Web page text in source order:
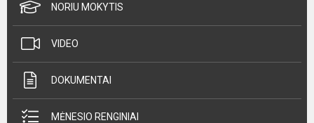
NORIU MOKYTIS
VIDEO
DOKUMENTAI
MĖNESIO RENGINIAI